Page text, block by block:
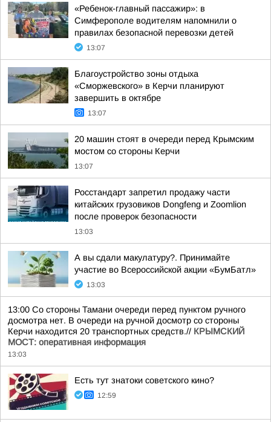
«Ребенок-главный пассажир»: в
Симферополе водителям напомнили о
правилах безопасной перевозки детей
13:07
Благоустройство зоны отдыха
«Сморжевского» в Керчи планируют
завершить в октябре
13:07
20 машин стоят в очереди перед Крымским
мостом со стороны Керчи
13:07
Росстандарт запретил продажу части
китайских грузовиков Dongfeng и Zoomlion
после проверок безопасности
13:03
А вы сдали макулатуру?. Принимайте
участие во Всероссийской акции «БумБатл»
13:03
13:00 Со стороны Тамани очереди перед пунктом ручного
досмотра нет. В очереди на ручной досмотр со стороны
Керчи находится 20 транспортных средств.// КРЫМСКИЙ
МОСТ: оперативная информация
13:03
Есть тут знатоки советского кино?
12:59